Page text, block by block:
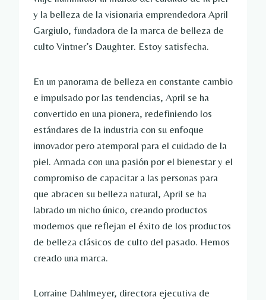
y la belleza de la visionaria emprendedora April
Gargiulo, fundadora de la marca de belleza de
culto Vintner’s Daughter. Estoy satisfecha.
En un panorama de belleza en constante cambio
e impulsado por las tendencias, April se ha
convertido en una pionera, redefiniendo los
estándares de la industria con su enfoque
innovador pero atemporal para el cuidado de la
piel. Armada con una pasión por el bienestar y el
compromiso de capacitar a las personas para
que abracen su belleza natural, April se ha
labrado un nicho único, creando productos
modernos que reflejan el éxito de los productos
de belleza clásicos de culto del pasado. Hemos
creado una marca.
Lorraine Dahlmeyer, directora ejecutiva de